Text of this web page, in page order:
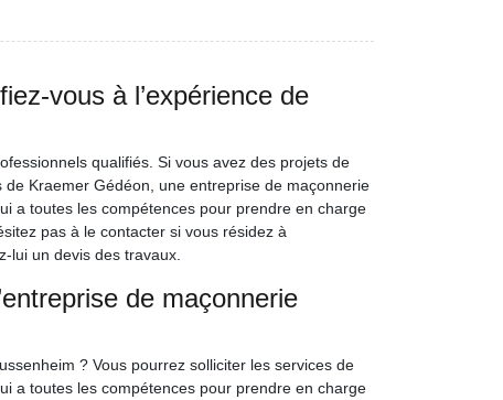
vous à l’expérience de
qualifiés. Si vous avez des projets de
Kraemer Gédéon, une entreprise de maçonnerie
a toutes les compétences pour prendre en charge
pas à le contacter si vous résidez à
lui un devis des travaux.
de maçonnerie
? Vous pourrez solliciter les services de
a toutes les compétences pour prendre en charge